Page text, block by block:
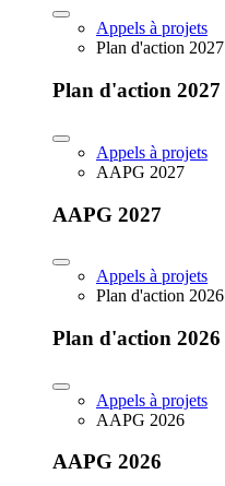
Appels à projets
Plan d'action 2027
Plan d'action 2027
Appels à projets
AAPG 2027
AAPG 2027
Appels à projets
Plan d'action 2026
Plan d'action 2026
Appels à projets
AAPG 2026
AAPG 2026